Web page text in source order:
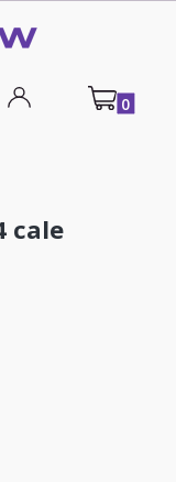
Produkty
cale